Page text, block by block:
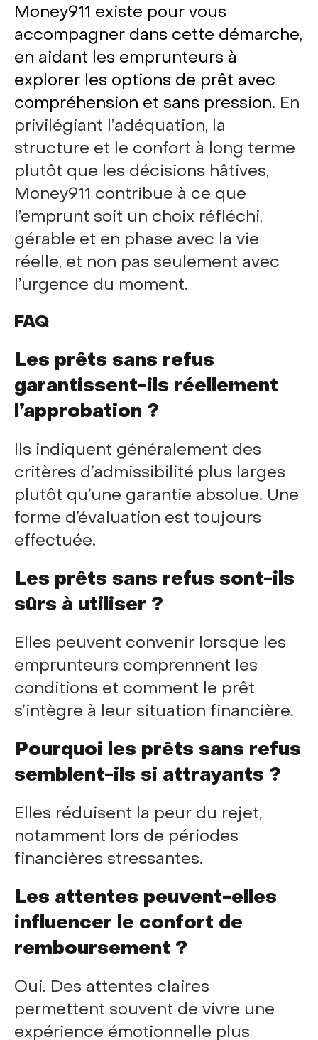
Money911 existe pour vous
accompagner dans cette démarche,
en aidant les emprunteurs à
explorer les options de prêt avec
compréhension et sans pression. En
privilégiant l’adéquation, la
structure et le confort à long terme
plutôt que les décisions hâtives,
Money911 contribue à ce que
l’emprunt soit un choix réfléchi,
gérable et en phase avec la vie
réelle, et non pas seulement avec
l’urgence du moment.
FAQ
Les prêts sans refus
garantissent-ils réellement
l’approbation ?
Ils indiquent généralement des
critères d’admissibilité plus larges
plutôt qu’une garantie absolue. Une
forme d’évaluation est toujours
effectuée.
Les prêts sans refus sont-ils
sûrs à utiliser ?
Elles peuvent convenir lorsque les
emprunteurs comprennent les
conditions et comment le prêt
s’intègre à leur situation financière.
Pourquoi les prêts sans refus
semblent-ils si attrayants ?
Elles réduisent la peur du rejet,
notamment lors de périodes
financières stressantes.
Les attentes peuvent-elles
influencer le confort de
remboursement ?
Oui. Des attentes claires
permettent souvent de vivre une
expérience émotionnelle plus